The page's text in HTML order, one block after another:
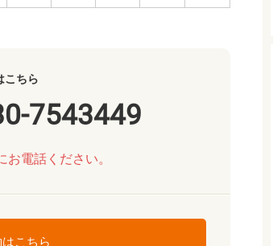
こちら
7543449
電話ください。
こちら